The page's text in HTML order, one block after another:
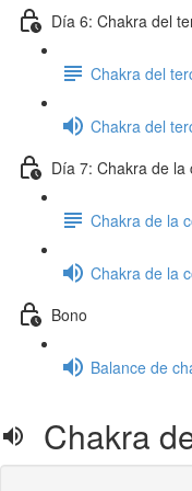
Día 6: Chakra del
Chakra del
Chakra del
Día 7: Chakra de la
Chakra de la
Chakra de la
Bono
Balance de
Chakra